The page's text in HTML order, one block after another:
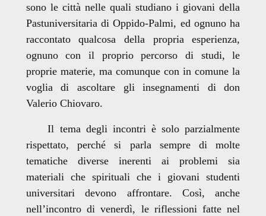
sono le città nelle quali studiano i giovani della
Pastuniversitaria di Oppido-Palmi, ed ognuno ha
raccontato qualcosa della propria esperienza,
ognuno con il proprio percorso di studi, le
proprie materie, ma comunque con in comune la
voglia di ascoltare gli insegnamenti di don
Valerio Chiovaro.
Il tema degli incontri è solo parzialmente
rispettato, perché si parla sempre di molte
tematiche diverse inerenti ai problemi sia
materiali che spirituali che i giovani studenti
universitari devono affrontare. Così, anche
nell’incontro di venerdì, le riflessioni fatte nel